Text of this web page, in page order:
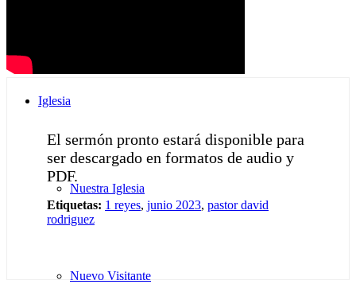
Iglesia
Nuestra Iglesia
Nuevo Visitante
El sermón pronto estará disponible para
ser descargado en formatos de audio y
PDF.
Etiquetas: 1 reyes, junio 2023, pastor david
rodriguez